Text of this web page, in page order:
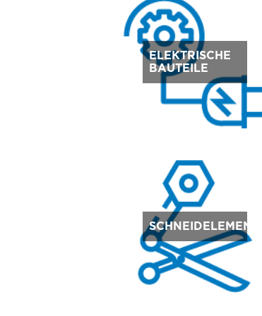
ELEKTRISCHE
BAUTEILE
SCHNEIDELEMENTE